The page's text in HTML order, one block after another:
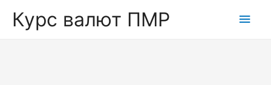
Курс валют ПМР